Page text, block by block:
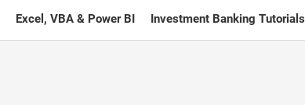
Excel, VBA & Power BI Investment Banking Tutorials